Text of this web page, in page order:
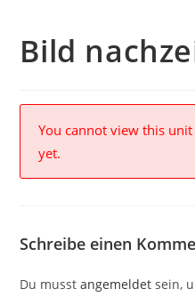
Bild
You cannot view this
yet.
Schreibe einen
Du musstangemeldet sein,